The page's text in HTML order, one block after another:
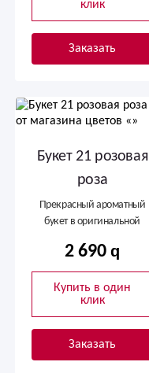
клик
Заказать
Букет 21 розовая
роза
Прекрасный ароматный
букет в оригинальной
2 690
Купить в один
клик
Заказать